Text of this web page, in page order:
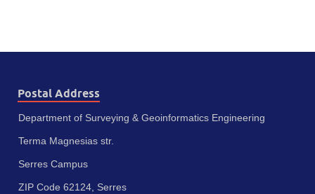
Postal Address
Department of Surveying & Geoinformatics Engineering
Terma Magnesias str.
Serres Campus
ZIP Code 62124, Serres